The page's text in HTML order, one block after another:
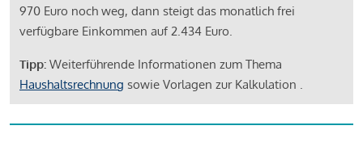
970 Euro noch weg, dann steigt das monatlich frei
verfügbare Einkommen auf 2.434 Euro.
Tipp: Weiterführende Informationen zum Thema
Haushaltsrechnung sowie Vorlagen zur Kalkulation .